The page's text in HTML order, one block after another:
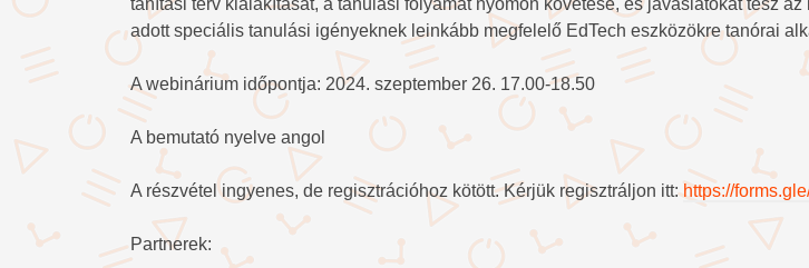
tanítási terv kialakítását, a tanulási folyamat nyomon követésé, és javaslatokat tesz
adott speciális tanulási igényeknek leinkább megfelelő EdTech eszközökre tanórai
A webinárium időpontja: 2024. szeptember 26. 17.00-18.50
A bemutató nyelve angol
A részvétel ingyenes, de regisztrációhoz kötött. Kérjük regisztráljon itt:https://
Partnerek: